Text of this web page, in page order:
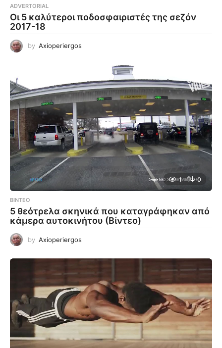
ADVERTORIAL
Οι 5 καλύτεροι ποδοσφαιριστές της σεζόν
2017-18
by Axioperiergos
1 0
ΒΊΝΤΕΟ
5 θεότρελα σκηνικά που καταγράφηκαν από
κάμερα αυτοκινήτου (Βίντεο)
by Axioperiergos